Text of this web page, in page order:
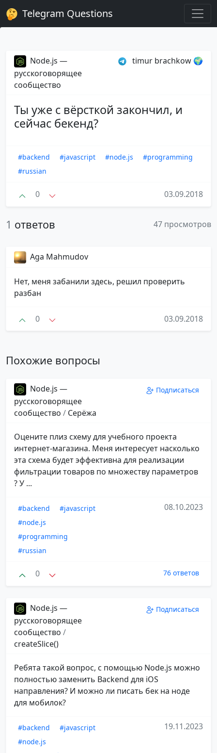
Telegram Questions
Node.js —
русскоговорящее
сообщество
timur brachkow 🌍
Ты уже с вёрсткой закончил, и
сейчас бекенд?
#backend #javascript #node.js
#programming
#russian
0 03.09.2018
1 ответов 47 просмотров
Aga Mahmudov
Нет, меня забанили здесь, решил проверить
разбан
0 03.09.2018
Похожие вопросы
Node.js —
русскоговорящее
сообщество / Серёжа
Подписаться
Оцените плиз схему для учебного проекта
интернет-магазина. Меня интересует насколько
эта схема будет эффективна для реализации
фильтрации товаров по множеству параметров
? У ...
#backend
#javascript
#node.js
#programming
#russian
08.10.2023
0 76 ответов
Node.js —
русскоговорящее
сообщество /
createSlice()
Подписаться
Ребята такой вопрос, с помощью Node.js можно
полностью заменить Backend для iOS
направления? И можно ли писать бек на ноде
для мобилок?
#backend
#javascript
#node.js
19.11.2023